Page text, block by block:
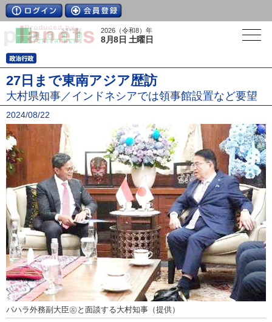
2026（令和8）年
8月8日 土曜日
27日まで東南アジア歴訪
大村県知事／インドネシアでは領事館設置など要望
2024/08/22
パハラ外務副大臣㊧と面談する大村知事（提供）